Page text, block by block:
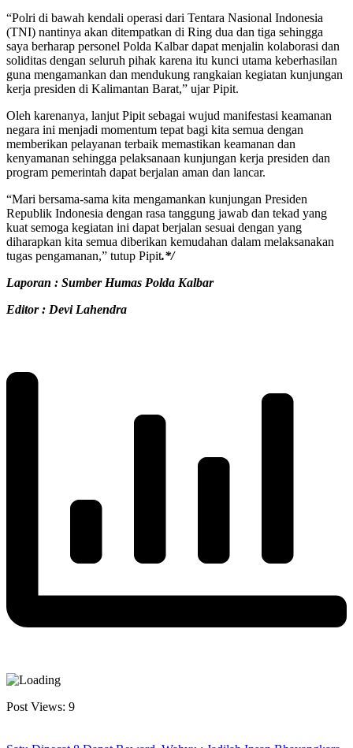
“Polri di bawah kendali operasi dari Tentara Nasional Indonesia
(TNI) nantinya akan ditempatkan di Ring dua dan tiga sehingga
saya berharap personel Polda Kalbar dapat menjalin kolaborasi dan
soliditas dengan seluruh pihak karena itu kunci utama keberhasilan
guna mengamankan dan mendukung rangkaian kegiatan kunjungan
kerja presiden di Kalimantan Barat,” ujar Pipit.
Oleh karenanya, lanjut Pipit sebagai wujud manifestasi keamanan
negara ini menjadi momentum tepat bagi kita semua dengan
memberikan pelayanan terbaik memastikan keamanan dan
kenyamanan sehingga pelaksanaan kunjungan kerja presiden dan
program pemerintah dapat berjalan aman dan lancar.
“Mari bersama-sama kita mengamankan kunjungan Presiden
Republik Indonesia dengan rasa tanggung jawab dan tekad yang
kuat semoga kegiatan ini dapat berjalan sesuai dengan yang
diharapkan kita semua diberikan kemudahan dalam melaksanakan
tugas pengamanan,” tutup Pipit.*/
Laporan : Sumber Humas Polda Kalbar
Editor : Devi Lahendra
Post Views: 9